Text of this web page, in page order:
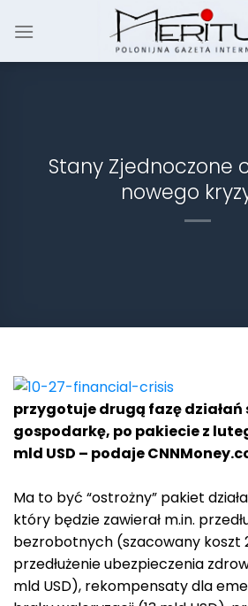
Stany Zjednoczone
nowego
przygotuje drugą fazę
gospodarkę, po pakiecie z
mld USD – podaje
Ma to być “ostrożny” pakiet
który będzie zawierał m.in.
bezrobotnych (szacowany koszt
przedłużenie ubezpieczenia
mld USD), rekompensaty dla